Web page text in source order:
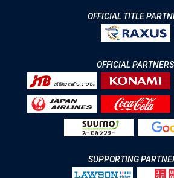
OFFICIAL TITLE
OFFICIAL PARTNERS
SUPPORTING